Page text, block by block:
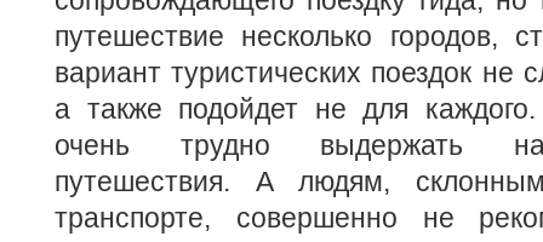
путешествие несколько городов,
вариант туристических поездок не
а также подойдет не для
очень трудно выдержать
путешествия. А людям,
транспорте, совершенно не